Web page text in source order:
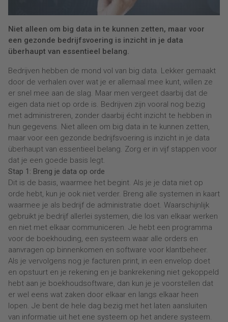
Niet alleen om big data in te kunnen zetten, maar voor
een gezonde bedrijfsvoering is inzicht in je data
überhaupt van essentieel belang.
Bedrijven hebben de mond vol van big data. Lekker gemaakt
door de verhalen over wat je er allemaal mee kunt, willen ze
er snel mee aan de slag. Maar men vergeet daarbij dat de
eigen data niet op orde is. Bedrijven zijn vooral nog bezig
met administreren, zonder daarbij écht inzicht te hebben in
hun gegevens. Niet alleen om big data in te kunnen zetten,
maar voor een gezonde bedrijfsvoering is inzicht in je data
überhaupt van essentieel belang. Zorg er in vijf stappen voor
dat je een goede basis legt.
Stap 1: Breng je data op orde
Dit is de basis, waarmee het begint. Als je je data niet op
orde hebt, kun je ook niet verder. Breng alle systemen in kaart
waarmee je als bedrijf de administratie doet. Waarschijnlijk
gebruikt je bedrijf allerlei systemen, die los van elkaar werken
en niet met elkaar communiceren. Je hebt een programma
voor de boekhouding, een systeem waar alle orders en
aanvragen op binnenkomen en software voor klantbeheer.
Als je vervolgens nog je facturen print, in een envelop doet
en opstuurt en je rekening en je bankrekening niet gekoppeld
hebt aan je boekhoudsoftware, dan kun je je voorstellen dat
er wel eens wat zaken door elkaar en langs elkaar heen
lopen. Je bent de hele dag bezig met het laten aansluiten
van informatie uit het ene systeem op het andere systeem.